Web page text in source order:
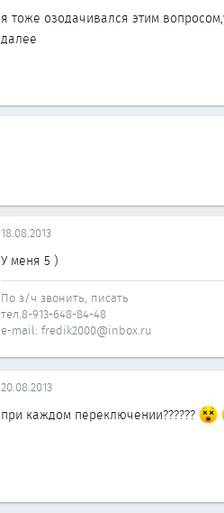
я тоже озодачивался этим
далее
18.08.2013
У меня 5 )
По з/ч звонить, писать
тел.8-913-648-84-48
e-mail: fredik2000@inbox.ru
20.08.2013
при каждом переключении??????